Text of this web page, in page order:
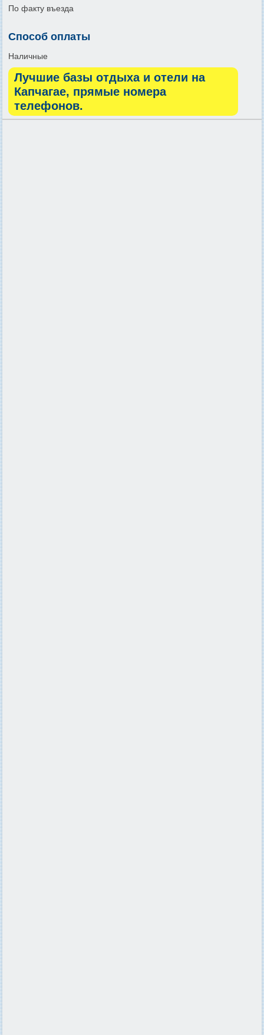
По факту въезда
Способ оплаты
Наличные
Лучшие базы отдыха и отели на
Капчагае, прямые номера
телефонов.